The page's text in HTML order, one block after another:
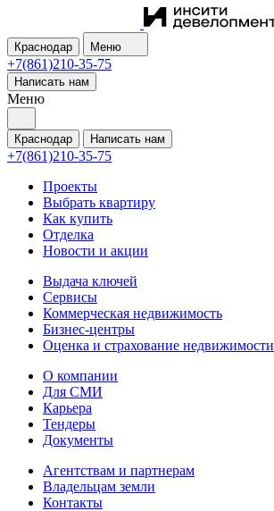
Краснодар Меню
+7(861)210-35-75
Написать нам
Меню
Краснодар Написать нам
+7(861)210-35-75
Проекты
Выбрать квартиру
Как купить
Отделка
Новости и акции
Выдача ключей
Сервисы
Коммерческая недвижимость
Бизнес-центры
Оценка и страхование недвижимости
О компании
Для СМИ
Карьера
Тендеры
Документы
Агентствам и партнерам
Владельцам земли
Контакты